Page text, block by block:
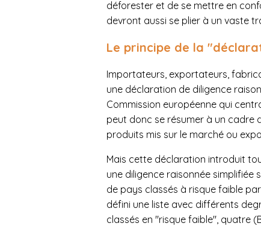
déforester et de se mettre en
devront aussi se plier à un vaste
Le principe de la
Importateurs, exportateurs,
une déclaration de diligence
Commission européenne qui
peut donc se résumer à un cadre
produits mis sur le marché ou
Mais cette déclaration introduit
une diligence raisonnée
de pays classés à risque faible
défini une liste avec différents
classés en "risque faible", quatre